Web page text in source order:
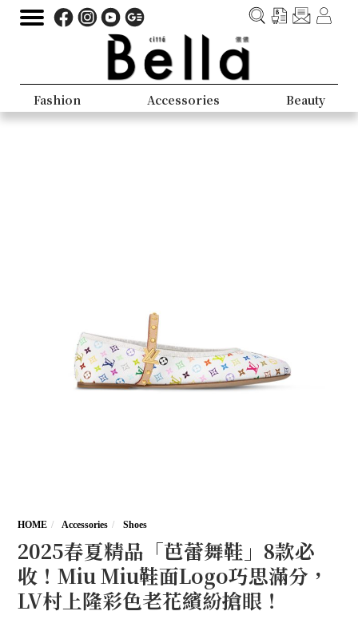
Fashion Accessories Beauty
HOME Accessories Shoes
2025春夏精品「芭蕾舞鞋」8款必
收！Miu Miu鞋面Logo巧思滿分，
LV村上隆彩色老花繽紛搶眼！